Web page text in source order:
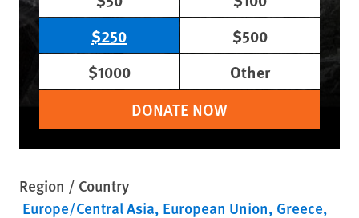
$250
$500
$1000
Other
DONATE NOW
Region / Country
Europe/Central Asia European Union Greece